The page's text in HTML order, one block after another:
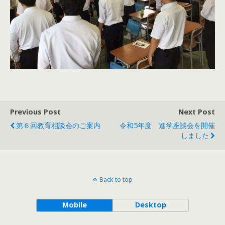
Previous Post
第６回教育相談会のご案内
Next Post
令和5年度 進学座談会を開催
しました
Back to top
Mobile Desktop